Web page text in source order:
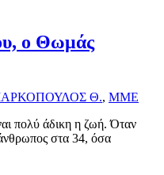
ο Θωμάς
Θ., ΜΜΕ
πολύ άδικη η ζωή. Όταν
στα 34, όσα